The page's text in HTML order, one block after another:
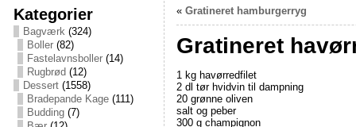
Kategorier
Bagværk(324)
Boller(82)
Fastelavnsboller(14)
Rugbrød (12)
Dessert(1558)
Bradepande Kage(111)
Budding(7)
« Gratineret hamburgerryg
Gratineret
1 kg havørredfilet
2 dl tør hvidvin til dampning
20 grønne oliven
salt og peber
300 g champignon